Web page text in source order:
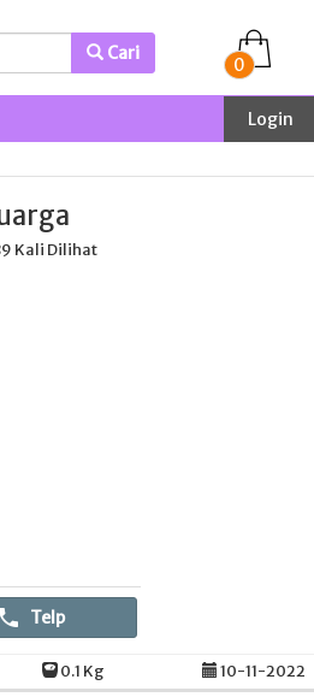
Cari
0
Login
Kali Dilihat
Telp
0.1 Kg 10-11-2022